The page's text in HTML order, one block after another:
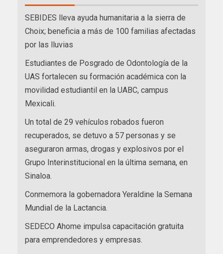
SEBIDES lleva ayuda humanitaria a la sierra de
Choix; beneficia a más de 100 familias afectadas
por las lluvias
Estudiantes de Posgrado de Odontología de la
UAS fortalecen su formación académica con la
movilidad estudiantil en la UABC, campus
Mexicali.
Un total de 29 vehículos robados fueron
recuperados, se detuvo a 57 personas y se
aseguraron armas, drogas y explosivos por el
Grupo Interinstitucional en la última semana, en
Sinaloa.
Conmemora la gobernadora Yeraldine la Semana
Mundial de la Lactancia.
SEDECO Ahome impulsa capacitación gratuita
para emprendedores y empresas.